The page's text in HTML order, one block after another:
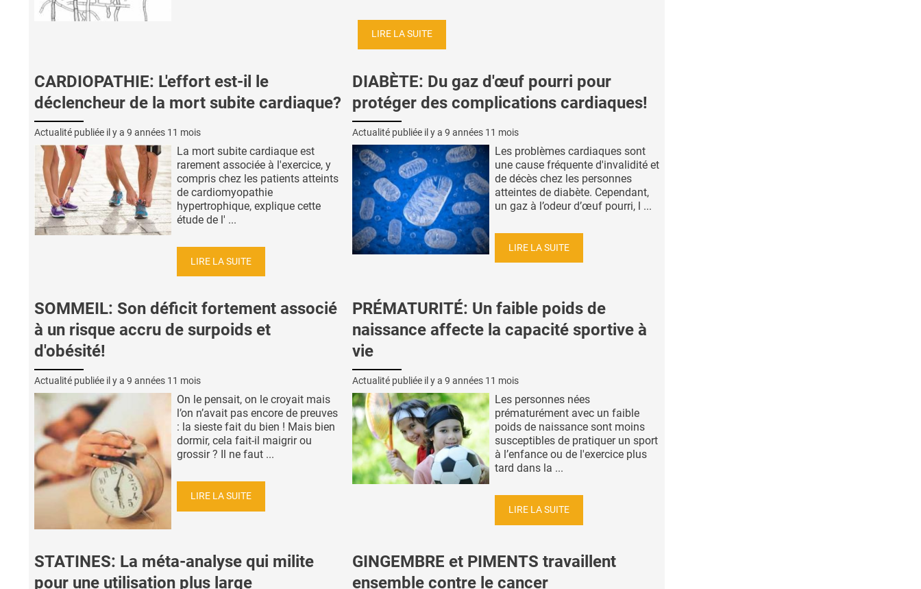
LIRE LA SUITE
CARDIOPATHIE: L'effort est-il le
déclencheur de la mort subite cardiaque?
Actualité publiée il y a 9 années 11 mois
La mort subite cardiaque est
rarement associée à l'exercice, y
compris chez les patients atteints
de cardiomyopathie
hypertrophique, explique cette
étude de l' ...
LIRE LA SUITE
DIABÈTE: Du gaz d'œuf pourri pour
protéger des complications cardiaques!
Actualité publiée il y a 9 années 11 mois
Les problèmes cardiaques sont
une cause fréquente d'invalidité et
de décès chez les personnes
atteintes de diabète. Cependant,
un gaz à l’odeur d’œuf pourri, l ...
LIRE LA SUITE
SOMMEIL: Son déficit fortement associé
à un risque accru de surpoids et
d'obésité!
Actualité publiée il y a 9 années 11 mois
On le pensait, on le croyait mais
l’on n’avait pas encore de preuves
: la sieste fait du bien ! Mais bien
dormir, cela fait-il maigrir ou
grossir ? Il ne faut ...
LIRE LA SUITE
PRÉMATURITÉ: Un faible poids de
naissance affecte la capacité sportive à
vie
Actualité publiée il y a 9 années 11 mois
Les personnes nées
prématurément avec un faible
poids de naissance sont moins
susceptibles de pratiquer un sport
à l’enfance ou de l'exercice plus
tard dans la ...
LIRE LA SUITE
STATINES: La méta-analyse qui milite
pour une utilisation plus large
GINGEMBRE et PIMENTS travaillent
ensemble contre le cancer